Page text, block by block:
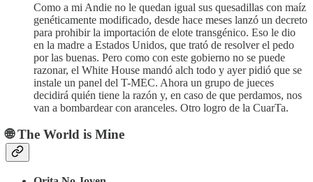
Como a mi Andie no le quedan igual sus quesadillas con maíz
genéticamente modificado, desde hace meses lanzó un decreto
para prohibir la importación de elote transgénico. Eso le dio
en la madre a Estados Unidos, que trató de resolver el pedo
por las buenas. Pero como con este gobierno no se puede
razonar, el White House mandó alch todo y ayer pidió que se
instale un panel del T-MEC. Ahora un grupo de jueces
decidirá quién tiene la razón y, en caso de que perdamos, nos
van a bombardear con aranceles. Otro logro de la CuarTa.
🌐 The World is Mine